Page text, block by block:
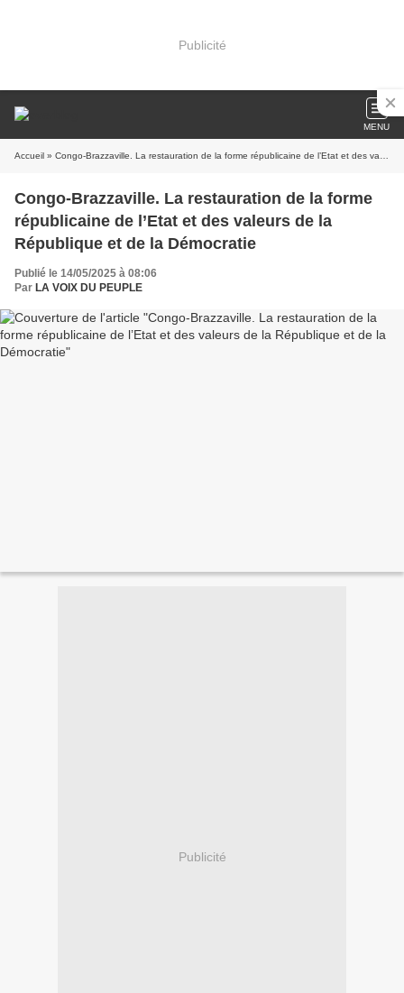
Publicité
MENU
Accueil » Congo-Brazzaville. La restauration de la forme républicaine de l’Etat et des valeurs de la République et de la Démocratie
Congo-Brazzaville. La restauration de la forme
républicaine de l’Etat et des valeurs de la
République et de la Démocratie
Publié le 14/05/2025 à 08:06
Par LA VOIX DU PEUPLE
Publicité